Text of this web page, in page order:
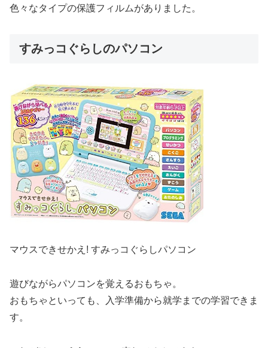
色々なタイプの保護フィルムがありました。
すみっコぐらしのパソコン
マウスできせかえ! すみっコぐらしパソコン
遊びながらパソコンを覚えるおもちゃ。
おもちゃといっても、入学準備から就学までの学習できま
す。